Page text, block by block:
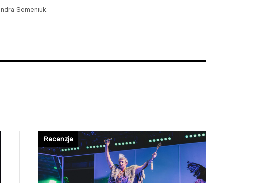
Semeniuk.
Recenzje